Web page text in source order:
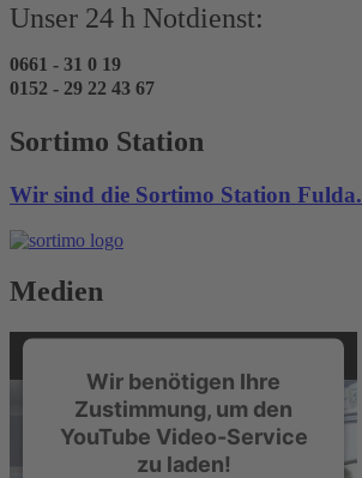
Unser 24 h Notdienst:
0661 - 31 0 19
0152 - 29 22 43 67
Sortimo Station
Wir sind die Sortimo Station Fulda.
Medien
Wir benötigen Ihre
Zustimmung, um den
YouTube Video-Service
zu laden!